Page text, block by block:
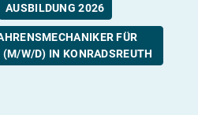
AUSBILDUNG 2026
FÜR
W/D) IN KONRADSREUTH